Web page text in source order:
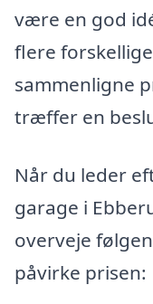
være en god
flere
sammenligne
træffer en
Når du leder
garage i
overveje
påvirke prisen: